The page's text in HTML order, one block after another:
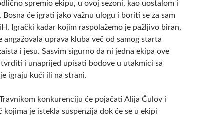
spremio ekipu, u ovoj sezoni, kao uostalom i
će igrati jako važnu ulogu i boriti se za sam
Igrački kadar kojim raspolažemo je pažljivo biran,
angažovala uprava kluba več od samog starta
i jesu. Sasvim sigurno da ni jedna ekipa ove
tvrditi i unaprijed upisati bodove u utakmici sa
igraju kući ili na strani.
konkurenciju će pojačati Alija Čulov i
kojima je istekla suspenzija dok će se u ekipi